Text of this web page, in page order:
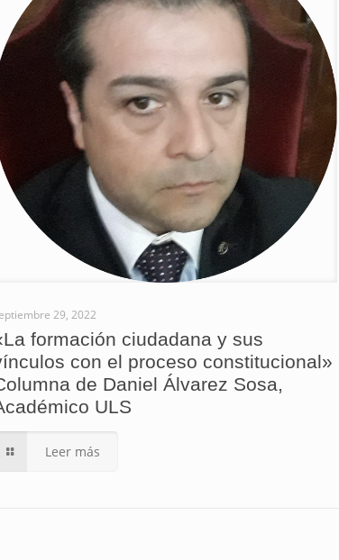
29, 2022
formación ciudadana y sus
con el proceso constitucional»
de Daniel Álvarez Sosa,
ULS
Leer más